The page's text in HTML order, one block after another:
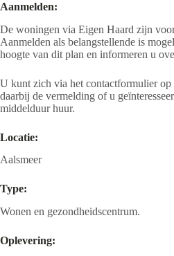
Aanmelden:
De woningen via Eigen Haard zijn
Aanmelden als belangstellende is
hoogte van dit plan en informeren u
U kunt zich via het contactformulierop
daarbij de vermelding of u
middelduur huur.
Locatie:
Aalsmeer
Type:
Wonen en gezondheidscentrum.
Oplevering: